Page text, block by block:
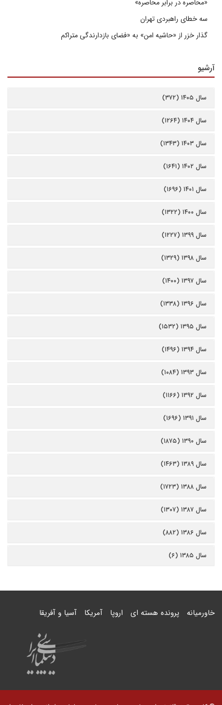
«محاصره در برابر محاصره»
سه خطای راهبردی تهران
گذار خزر از «حاشیه امن» به «فضای بازدارندگی متراکم
آرشیو
سال ۱۴۰۵ (۳۷۲)
سال ۱۴۰۴ (۱۲۶۴)
سال ۱۴۰۳ (۱۳۴۳)
سال ۱۴۰۲ (۱۶۴۱)
سال ۱۴۰۱ (۱۶۹۶)
سال ۱۴۰۰ (۱۳۲۲)
سال ۱۳۹۹ (۱۲۲۷)
سال ۱۳۹۸ (۱۳۲۹)
سال ۱۳۹۷ (۱۴۰۰)
سال ۱۳۹۶ (۱۳۳۸)
سال ۱۳۹۵ (۱۵۳۲)
سال ۱۳۹۴ (۱۴۹۶)
سال ۱۳۹۳ (۱۰۸۴)
سال ۱۳۹۲ (۱۱۶۶)
سال ۱۳۹۱ (۱۶۹۶)
سال ۱۳۹۰ (۱۸۷۵)
سال ۱۳۸۹ (۱۴۶۳)
سال ۱۳۸۸ (۱۷۲۳)
سال ۱۳۸۷ (۱۳۰۷)
سال ۱۳۸۶ (۸۸۲)
سال ۱۳۸۵ (۶)
خاورمیانه پرونده هسته ای اروپا آمریکا آسیا و آفریقا